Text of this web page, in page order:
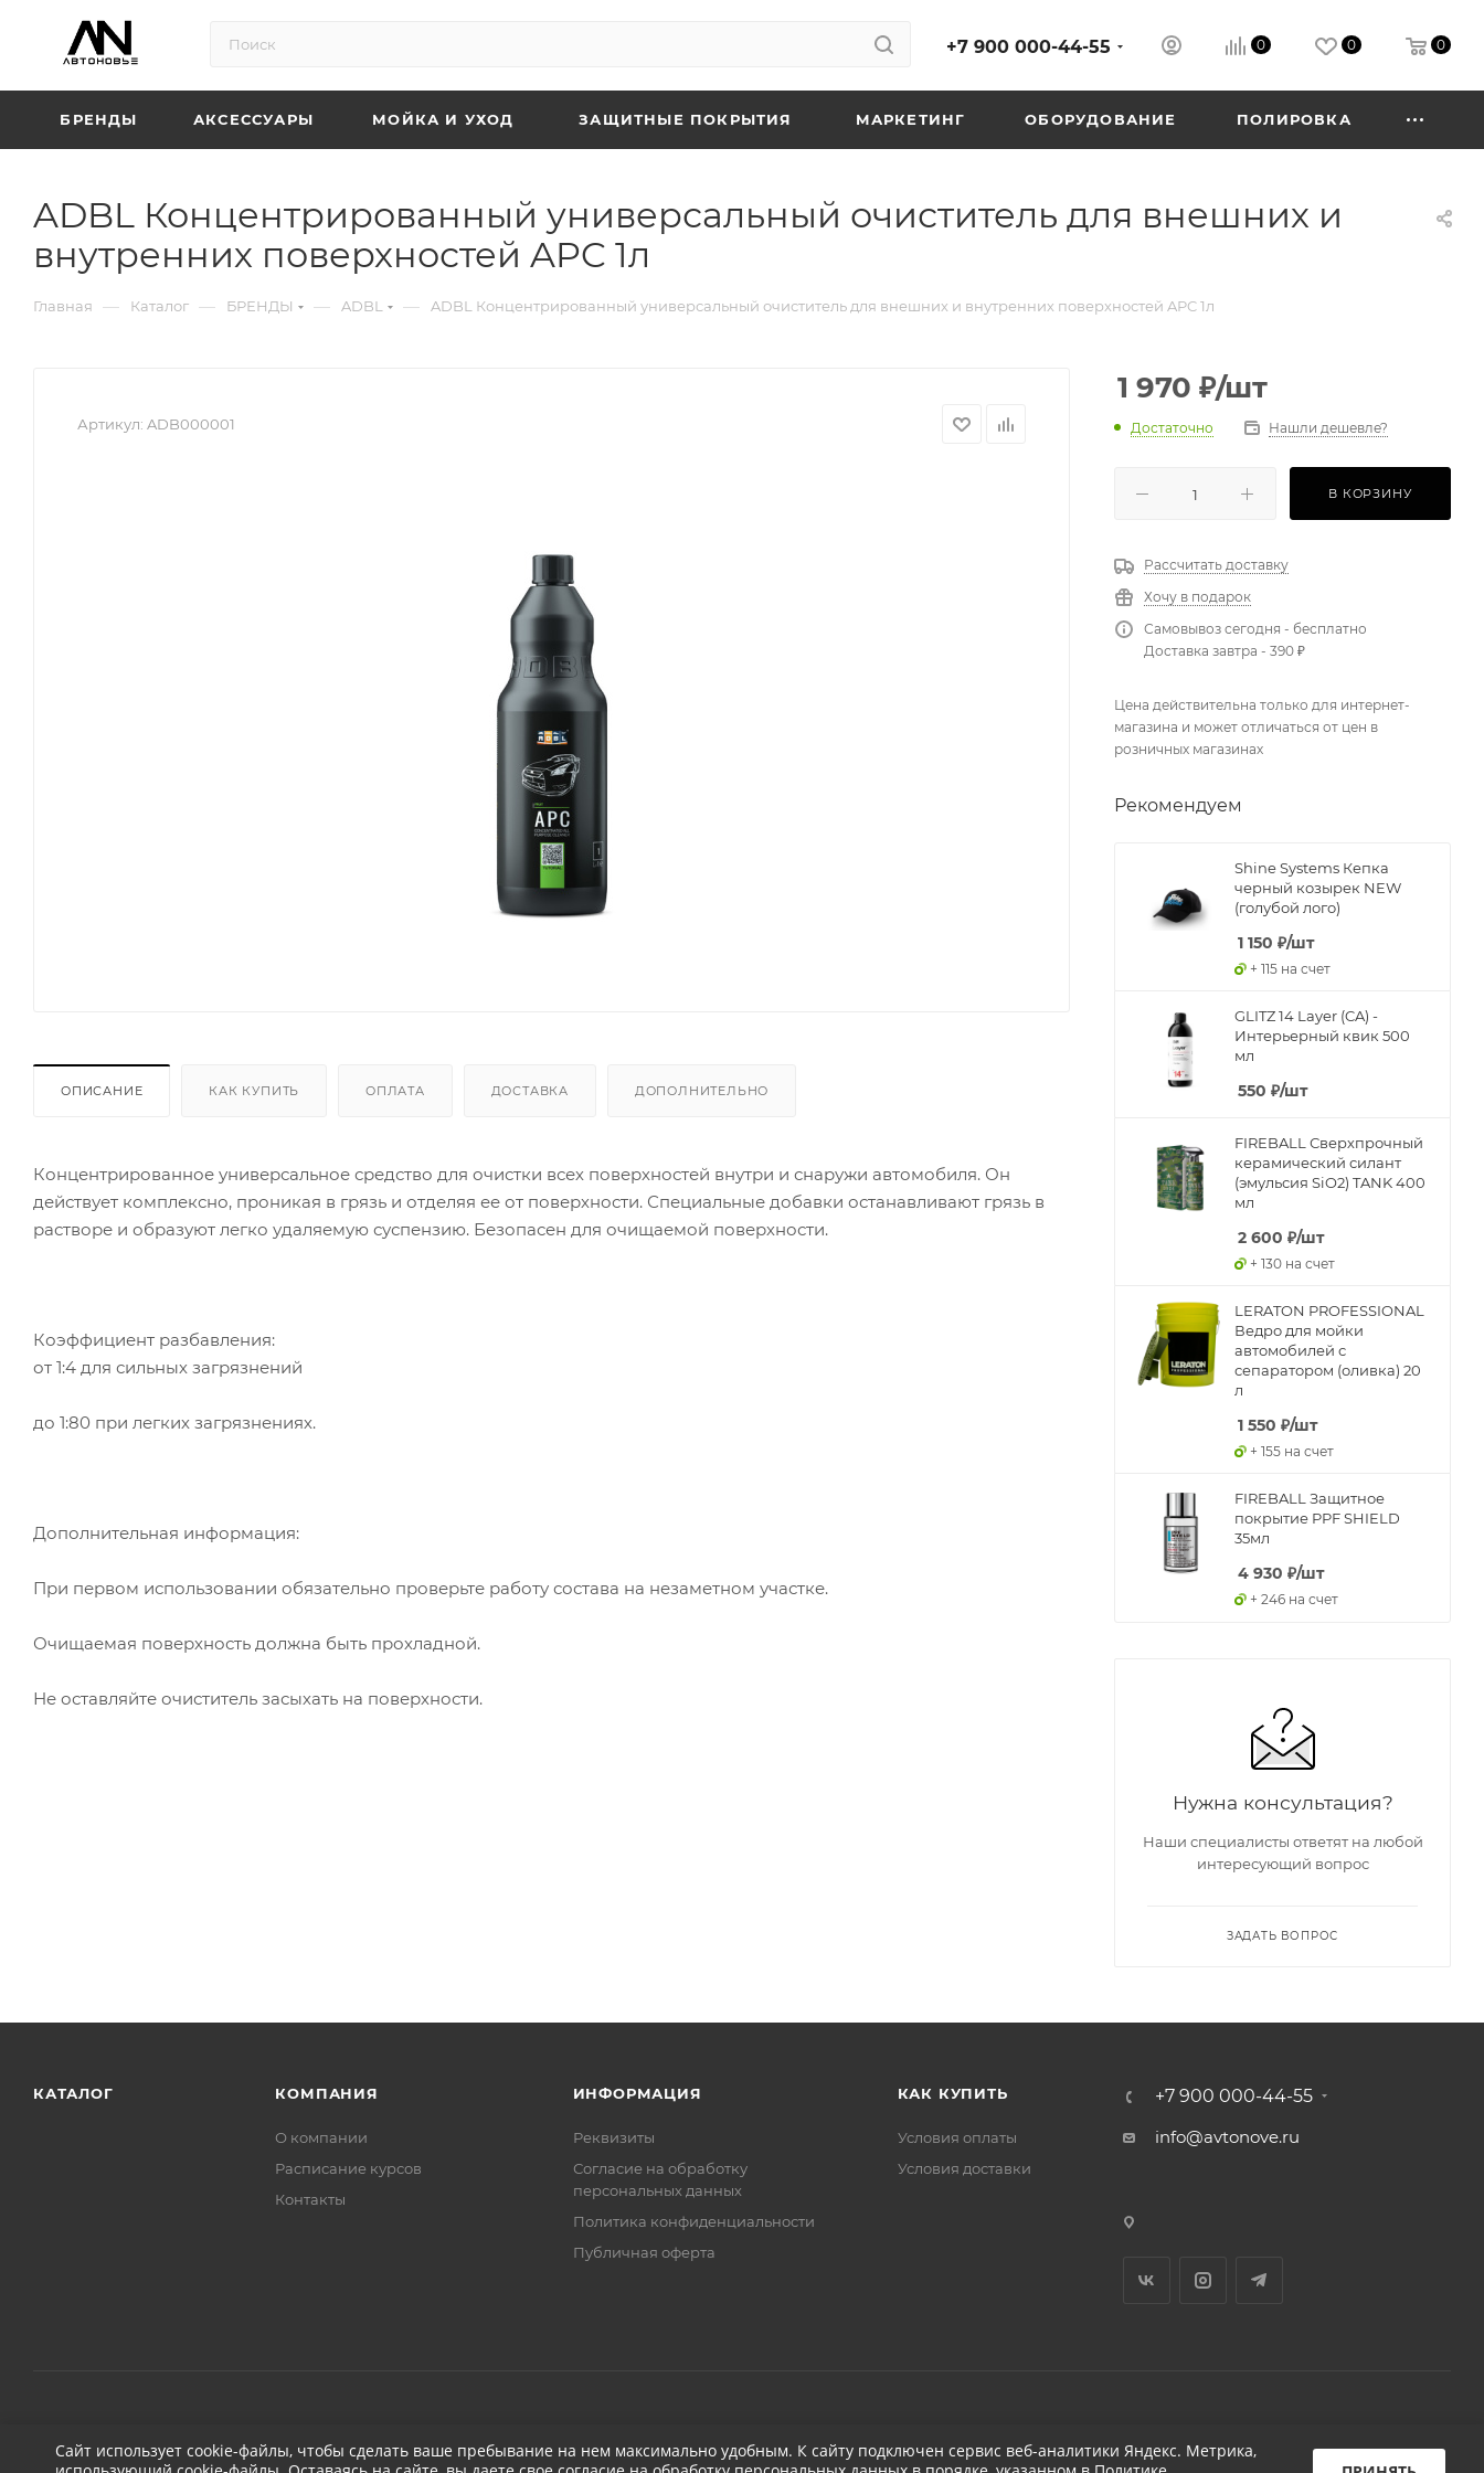
+7 900 000-44-55 0 0 0
БРЕНДЫ АКСЕССУАРЫ МОЙКА И УХОД ЗАЩИТНЫЕ ПОКРЫТИЯ МАРКЕТИНГ ОБОРУДОВАНИЕ ПОЛИРОВКА
ADBL Концентрированный универсальный очиститель для внешних и
внутренних поверхностей APC 1л
Главная — Каталог — БРЕНДЫ — ADBL — ADBL Концентрированный универсальный очиститель для внешних и внутренних поверхностей APC 1л
Артикул: ADB000001
ОПИСАНИЕ КАК КУПИТЬ ОПЛАТА ДОСТАВКА ДОПОЛНИТЕЛЬНО
Концентрированное универсальное средство для очистки всех поверхностей внутри и снаружи автомобиля. Он
действует комплексно, проникая в грязь и отделяя ее от поверхности. Специальные добавки останавливают грязь в
растворе и образуют легко удаляемую суспензию. Безопасен для очищаемой поверхности.
Коэффициент разбавления:
от 1:4 для сильных загрязнений
до 1:80 при легких загрязнениях.
Дополнительная информация:
При первом использовании обязательно проверьте работу состава на незаметном участке.
Очищаемая поверхность должна быть прохладной.
Не оставляйте очиститель засыхать на поверхности.
1 970 ₽/шт
Достаточно Нашли дешевле?
В КОРЗИНУ
Рассчитать доставку
Хочу в подарок
Самовывоз сегодня - бесплатно
Доставка завтра - 390 ₽
Цена действительна только для интернет-
магазина и может отличаться от цен в
розничных магазинах
Рекомендуем
Shine Systems Кепка
черный козырек NEW
(голубой лого)
1 150 ₽/шт
+ 115 на счет
GLITZ 14 Layer (CA) -
Интерьерный квик 500
мл
550 ₽/шт
FIREBALL Сверхпрочный
керамический силант
(эмульсия SiO2) TANK 400
мл
2 600 ₽/шт
+ 130 на счет
LERATON PROFESSIONAL
Ведро для мойки
автомобилей с
сепаратором (оливка) 20
л
1 550 ₽/шт
+ 155 на счет
FIREBALL Защитное
покрытие PPF SHIELD
35мл
4 930 ₽/шт
+ 246 на счет
Нужна консультация?
Наши специалисты ответят на любой
интересующий вопрос
ЗАДАТЬ ВОПРОС
КАТАЛОГ КОМПАНИЯ
О компании
Расписание курсов
Контакты
ИНФОРМАЦИЯ
Реквизиты
Соглаcие на обработку
персональных данных
Политика конфиденциальности
Публичная оферта
КАК КУПИТЬ
Условия оплаты
Условия доставки
+7 900 000-44-55
info@avtonove.ru
2026 © ДЕТЕЙЛИНГ-МАРКЕТ АВТОНОВЬЕ Разработано в KAPUSTA LAB
Сайт использует cookie-файлы, чтобы сделать ваше пребывание на нем максимально удобным. К cайту подключен сервис веб-аналитики Яндекс. Метрика,